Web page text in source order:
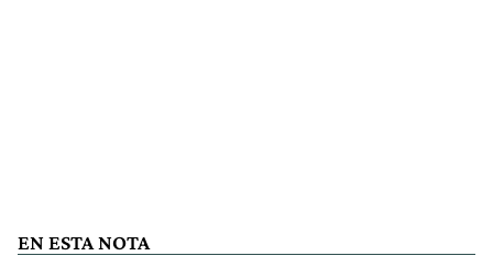
EN ESTA NOTA